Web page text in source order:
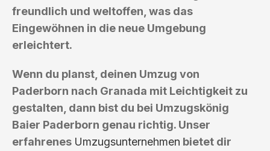
freundlich und weltoffen, was das
Eingewöhnen in die neue Umgebung
erleichtert.
Wenn du planst, deinen Umzug von
Paderborn nach Granada mit Leichtigkeit zu
gestalten, dann bist du bei Umzugskönig
Baier Paderborn genau richtig. Unser
erfahrenes Umzugsunternehmen bietet dir